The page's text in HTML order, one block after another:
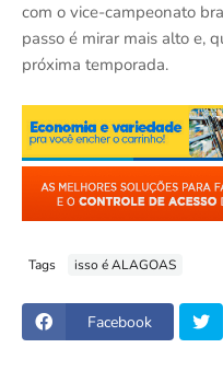
com o vice-campeonato
passo é mirar mais alto e,
próxima temporada.
Tags isso é ALAGOAS
Facebook